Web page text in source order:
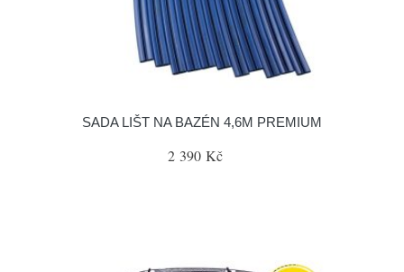
SADA LIŠT NA BAZÉN 4,6M PREMIUM
2 390 Kč